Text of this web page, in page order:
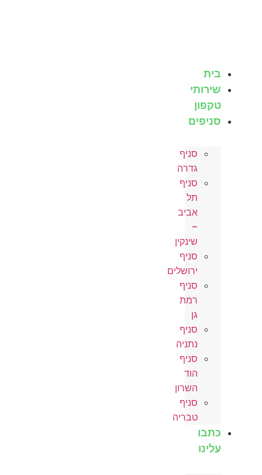
בית
שירותי
טקפון
סניפים
סניף
גדרה
סניף
תל
אביב
–
שינקין
סניף
ירושלים
סניף
רמת
גן
סניף
נתניה
סניף
הוד
השרון
סניף
טבריה
כתבו
עלינו